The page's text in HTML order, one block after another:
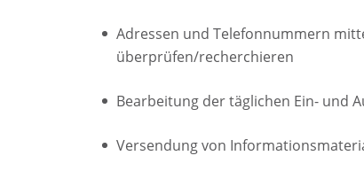
Adressen und Telefonnummern
überprüfen/recherchieren
Bearbeitung der täglichen Ein- und
Versendung von